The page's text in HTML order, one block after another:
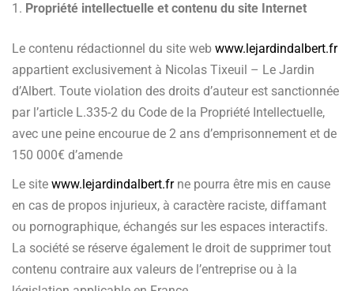
Propriété intellectuelle et contenu du site Internet
Le contenu rédactionnel du site web www.lejardindalbert.fr
appartient exclusivement à Nicolas Tixeuil – Le Jardin
d’Albert. Toute violation des droits d’auteur est sanctionnée
par l’article L.335-2 du Code de la Propriété Intellectuelle,
avec une peine encourue de 2 ans d’emprisonnement et de
150 000€ d’amende
Le site www.lejardindalbert.frne pourra être mis en cause
en cas de propos injurieux, à caractère raciste, diffamant
ou pornographique, échangés sur les espaces interactifs.
La société se réserve également le droit de supprimer tout
contenu contraire aux valeurs de l’entreprise ou à la